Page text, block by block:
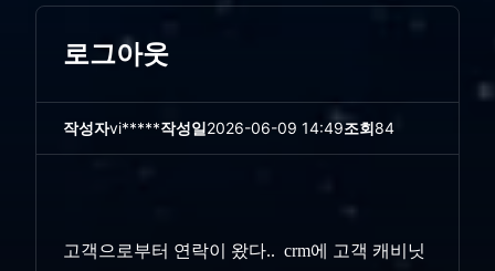
로그아웃
작성자vi*****작성일2026-06-09 14:49조회84
고객으로부터 연락이 왔다.. crm에 고객 캐비닛